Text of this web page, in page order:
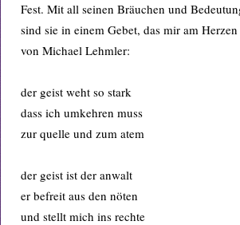
Fest. Mit all seinen Bräuchen und
sind sie in einem Gebet, das mir am
von Michael Lehmler:
der geist weht so stark
dass ich umkehren muss
zur quelle und zum atem
der geist ist der anwalt
er befreit aus den nöten
und stellt mich ins rechte